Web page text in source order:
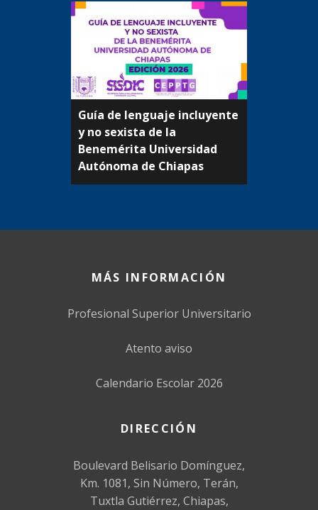
Guía de lenguaje incluyente
y no sexista de la
Beneméritа Universidad
Autónoma de Chiapas
MÁS INFORMACIÓN
Profesional Superior Universitario
Atento aviso
Calendario Escolar 2026
DIRECCIÓN
Boulevard Belisario Domínguez,
Km. 1081, Sin Número, Terán,
Tuxtla Gutiérrez, Chiapas,